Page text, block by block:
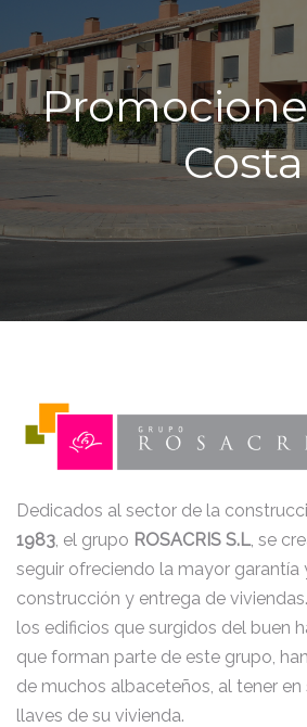
Costa
Dedicados al sector de la
1983, el grupo ROSACRIS S.L, se
seguir ofreciendo la mayor garantía
construcción y entrega de
los edificios que surgidos del buen
que forman parte de este grupo,
de muchos albaceteños, al tener en
llaves de su vivienda.